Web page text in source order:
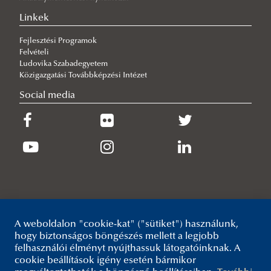
Rangos nemzetközi elismerésben részesült az RTK oktatója
2026/07/14
Szakmai megbeszélés a szolgálati kutyás képesség tudományos
2026/07/13
Okleveles technikusi tanúsítványokkal az eredményes felvételi
eljárás érdekében
Linkek
Fejlesztési Programok
Felvételi
Ludovika Szabadegyetem
Közigazgatási Továbbképzési Intézet
Social media
A weboldalon "cookie-kat" ("sütiket") használunk,
hogy biztonságos böngészés mellett a legjobb
felhasználói élményt nyújthassuk látogatóinknak. A
cookie beállítások igény esetén bármikor